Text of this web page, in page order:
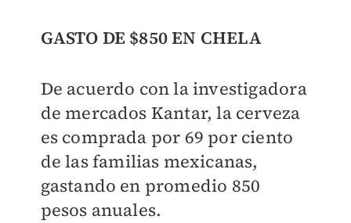
GASTO DE $850 EN CHELA
De acuerdo con la investigadora
de mercados Kantar, la cerveza
es comprada por 69 por ciento
de las familias mexicanas,
gastando en promedio 850
pesos anuales.